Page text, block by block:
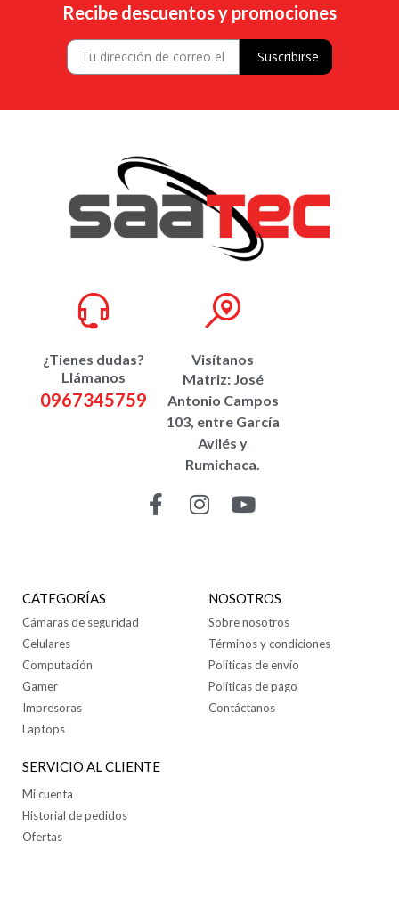
Recibe descuentos y promociones
Suscribirse
¿Tienes dudas?
Llámanos
0967345759
Visítanos
Matriz: José
Antonio Campos
103, entre García
Avilés y
Rumichaca.
CATEGORÍAS
Cámaras de seguridad
Celulares
Computación
Gamer
Impresoras
Laptops
NOSOTROS
Sobre nosotros
Términos y condiciones
Políticas de envío
Políticas de pago
Contáctanos
SERVICIO AL CLIENTE
Mi cuenta
Historial de pedidos
Ofertas